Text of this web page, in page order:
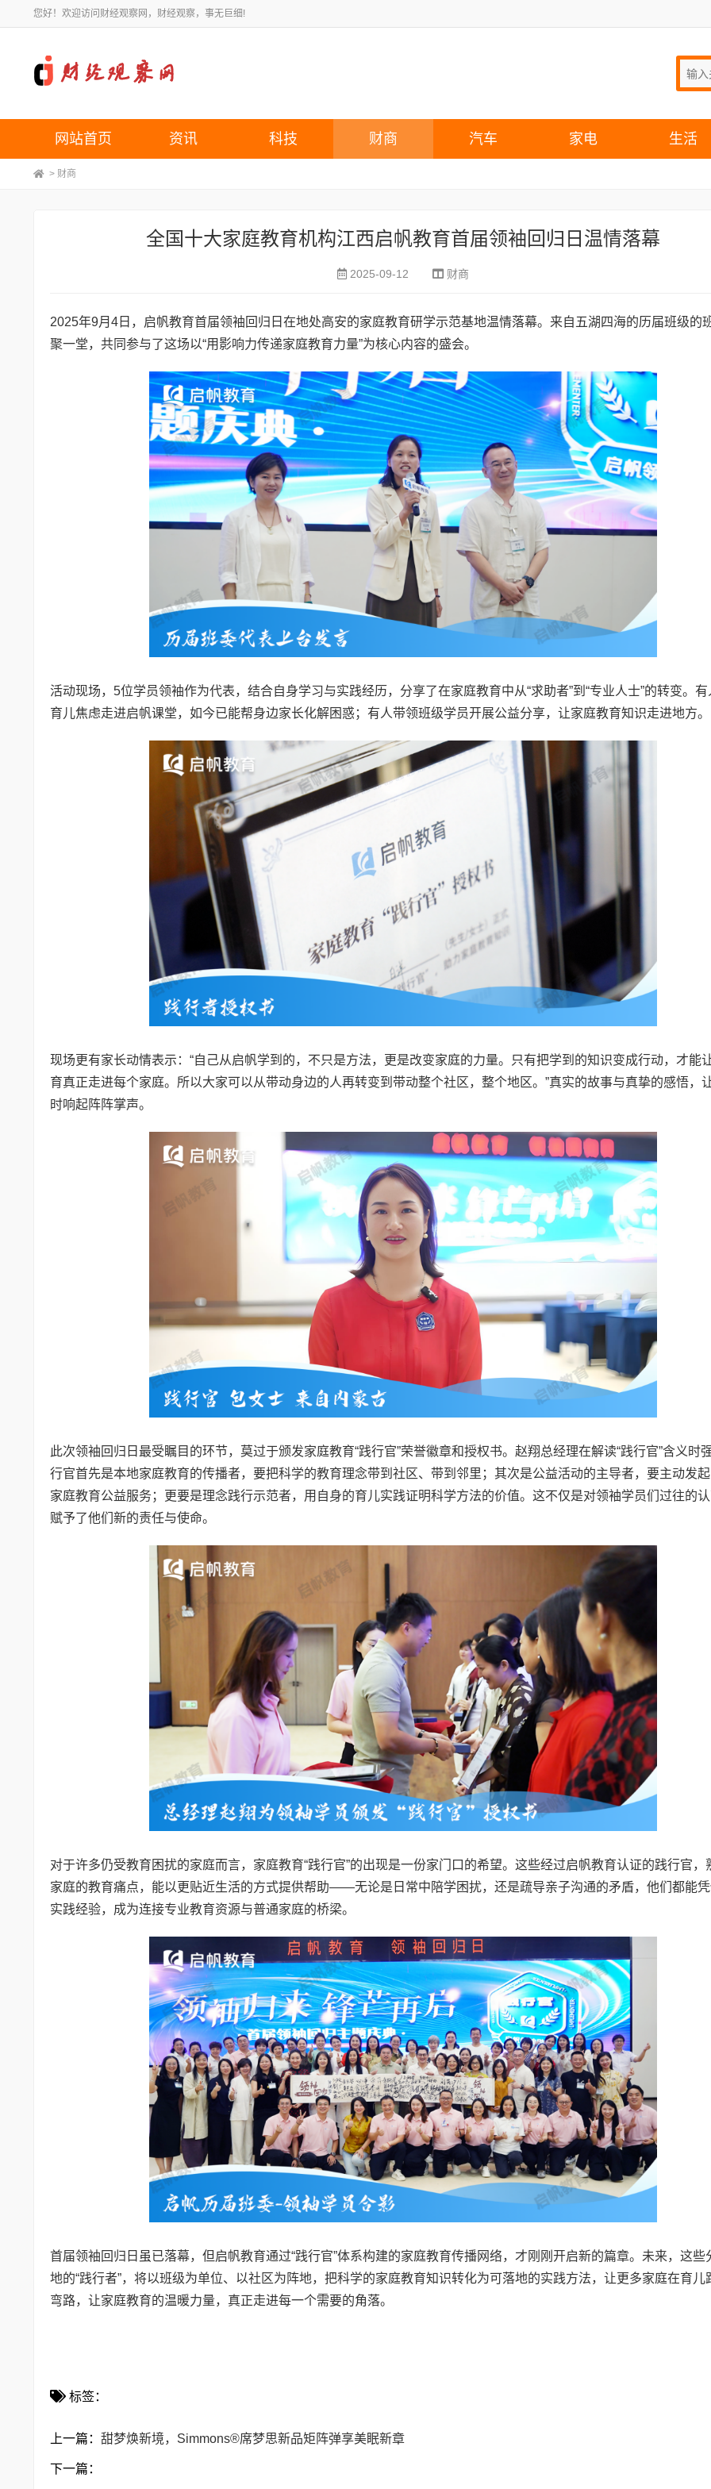
您好！欢迎访问财经观察网，财经观察，事无巨细!
网站首页 资讯 科技 财商 汽车 家电 生活
> 财商
全国十大家庭教育机构江西启帆教育首届领袖回归日温情落幕
2025-09-12 财商
2025年9月4日，启帆教育首届领袖回归日在地处高安的家庭教育研学示范基地温情落幕。来自五湖四海的历届班级的
聚一堂，共同参与了这场以“用影响力传递家庭教育力量”为核心内容的盛会。
活动现场，5位学员领袖作为代表，结合自身学习与实践经历，分享了在家庭教育中从“求助者”到“专业人士”的转变。
育儿焦虑走进启帆课堂，如今已能帮身边家长化解困惑；有人带领班级学员开展公益分享，让家庭教育知识走进地方。
现场更有家长动情表示：“自己从启帆学到的，不只是方法，更是改变家庭的力量。只有把学到的知识变成行动，才能
育真正走进每个家庭。所以大家可以从带动身边的人再转变到带动整个社区，整个地区。”真实的故事与真挚的感悟，
时响起阵阵掌声。
此次领袖回归日最受瞩目的环节，莫过于颁发家庭教育“践行官”荣誉徽章和授权书。赵翔总经理在解读“践行官”含义时
行官首先是本地家庭教育的传播者，要把科学的教育理念带到社区、带到邻里；其次是公益活动的主导者，要主动发
家庭教育公益服务；更要是理念践行示范者，用自身的育儿实践证明科学方法的价值。这不仅是对领袖学员们过往的
赋予了他们新的责任与使命。
对于许多仍受教育困扰的家庭而言，家庭教育“践行官”的出现是一份家门口的希望。这些经过启帆教育认证的践行官，
家庭的教育痛点，能以更贴近生活的方式提供帮助——无论是日常中陪学困扰，还是疏导亲子沟通的矛盾，他们都能
实践经验，成为连接专业教育资源与普通家庭的桥梁。
首届领袖回归日虽已落幕，但启帆教育通过“践行官”体系构建的家庭教育传播网络，才刚刚开启新的篇章。未来，这些
地的“践行者”，将以班级为单位、以社区为阵地，把科学的家庭教育知识转化为可落地的实践方法，让更多家庭在育儿
弯路，让家庭教育的温暖力量，真正走进每一个需要的角落。
标签：
上一篇： 甜梦焕新境，Simmons®席梦思新品矩阵弹享美眠新章
下一篇：